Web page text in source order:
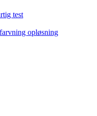
test
opløsning